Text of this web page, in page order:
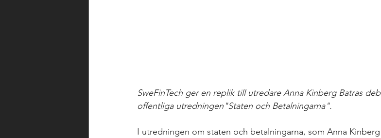
SweFinTech ger en replik till utredare Anna Kinberg Batras
offentliga utredningen"Staten och Betalningarna".
I utredningen om staten och betalningarna, som Anna